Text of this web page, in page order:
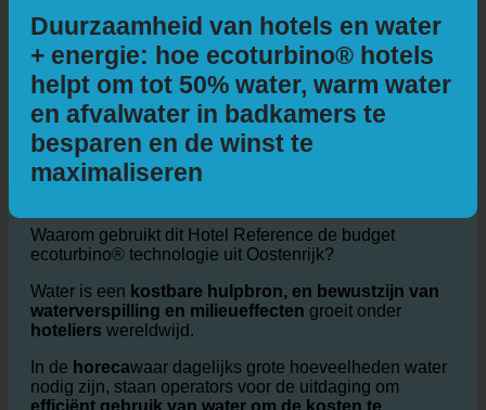
Aanvullende informatie
Duurzaamheid van hotels en water
+ energie: hoe ecoturbino® hotels
helpt om tot 50% water, warm water
en afvalwater in badkamers te
maximaliseren
Waarom gebruikt dit Hotel Reference de budget
ecoturbino® technologie uit Oostenrijk?
kostbare hulpbron, en bewustzijn van
waterverspilling en milieueffectengroeit onder
hotelierswereldwijd.